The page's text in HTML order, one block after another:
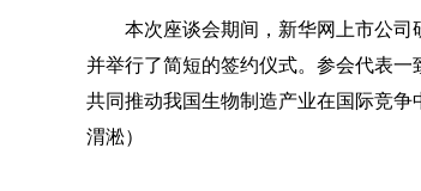
本次座谈会期间，新华网上市公司
并举行了简短的签约仪式。参会代表
共同推动我国生物制造产业在国际竞
渭淞）